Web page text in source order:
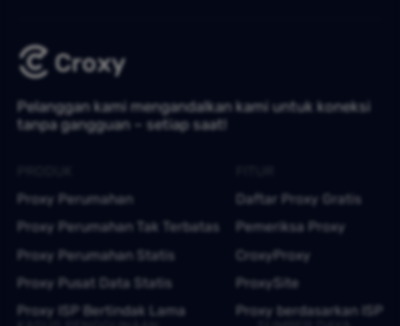
Pelanggan kami mengandalkan kami untuk koneksi
tanpa gangguan – setiap saat!
Proxy Perumahan
Proxy Perumahan Tak Terbatas
Proxy Perumahan Statis
Proxy Pusat Data Statis
Proxy ISP Bertindak Lama
Daftar Proxy Gratis
Pemeriksa Proxy
CroxyProxy
ProxySite
Proxy berdasarkan ISP